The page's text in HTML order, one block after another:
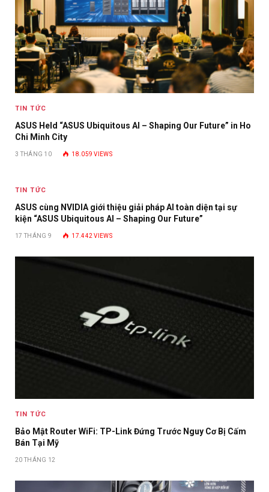
TIN TỨC
ASUS Held “ASUS Ubiquitous AI – Shaping Our Future” in Ho
Chi Minh City
3 THÁNG 10 18.059VIEWS
TIN TỨC
ASUS cùng NVIDIA giới thiệu giải pháp AI toàn diện tại sự
kiện “ASUS Ubiquitous AI – Shaping Our Future”
17 THÁNG 9 17.442VIEWS
TIN TỨC
Bảo Mật Router WiFi: TP-Link Đứng Trước Nguy Cơ Bị Cấm
Bán Tại Mỹ
20 THÁNG 12